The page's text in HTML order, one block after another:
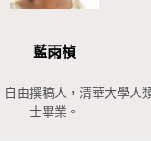
藍雨楨
自由撰稿人，清華大學人
士畢業。